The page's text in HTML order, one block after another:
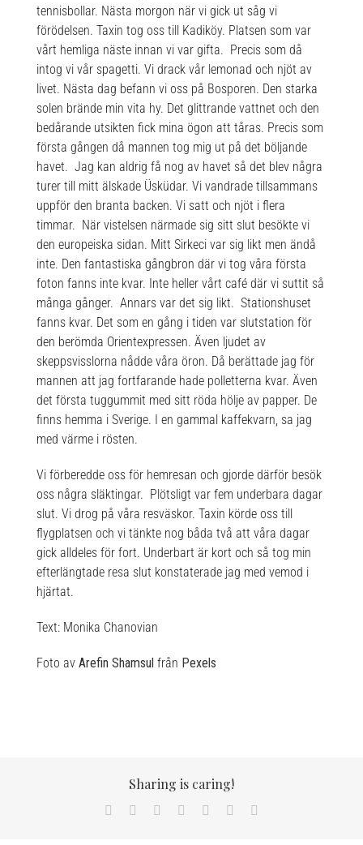
tennisbollar. Nästa morgon när vi gick ut såg vi
förödelsen. Taxin tog oss till Kadiköy. Platsen som var
vårt hemliga näste innan vi var gifta. Precis som då
intog vi vår spagetti. Vi drack vår lemonad och njöt av
livet. Nästa dag befann vi oss på Bosporen. Den starka
solen brände min vita hy. Det glittrande vattnet och den
bedårande utsikten fick mina ögon att tåras. Precis som
första gången då mannen tog mig ut på det böljande
havet. Jag kan aldrig få nog av havet så det blev några
turer till mitt älskade Üsküdar. Vi vandrade tillsammans
uppför den branta backen. Vi satt och njöt i flera
timmar. När vistelsen närmade sig sitt slut besökte vi
den europeiska sidan. Mitt Sirkeci var sig likt men ändå
inte. Den fantastiska gångbron där vi tog våra första
foton fanns inte kvar. Inte heller vårt café där vi suttit så
många gånger. Annars var det sig likt. Stationshuset
fanns kvar. Det som en gång i tiden var slutstation för
den berömda Orientexpressen. Även ljudet av
skeppsvisslorna nådde våra öron. Då berättade jag för
mannen att jag fortfarande hade polletterna kvar. Även
det första tuggummit med sitt röda hölje av papper. De
finns hemma i Sverige. I en gammal kaffekvarn, sa jag
med värme i rösten.
Vi förberedde oss för hemresan och gjorde därför besök
oss några släktingar. Plötsligt var fem underbara dagar
slut. Vi drog på våra resväskor. Taxin körde oss till
flygplatsen och vi tänkte nog båda två att våra dagar
gick alldeles för fort. Underbart är kort och så tog min
efterlängtade resa slut konstaterade jag med vemod i
hjärtat.
Text: Monika Chanovian
Foto av Arefin Shamsul från Pexels
Sharing is caring!
Facebook LinkedInWhatsApp
TumblrPinterest